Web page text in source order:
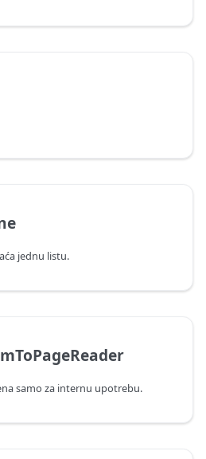
jednu listu.
samo za internu upotrebu.